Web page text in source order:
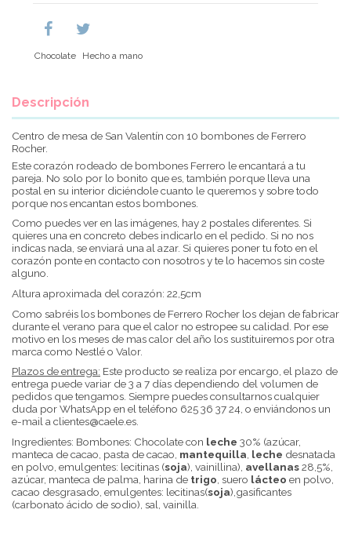
Chocolate Hecho a mano
Descripción
Centro de mesa de San Valentín con 10 bombones de Ferrero
Rocher.
Este corazón rodeado de bombones Ferrero le encantará a tu
pareja. No solo por lo bonito que es, también porque lleva una
postal en su interior diciéndole cuanto le queremos y sobre todo
porque nos encantan estos bombones.
Como puedes ver en las imágenes, hay 2 postales diferentes. Si
quieres una en concreto debes indicarlo en el pedido. Si no nos
indicas nada, se enviará una al azar. Si quieres poner tu foto en el
corazón ponte en contacto con nosotros y te lo hacemos sin coste
alguno.
Altura aproximada del corazón: 22,5cm
Como sabréis los bombones de Ferrero Rocher los dejan de fabricar
durante el verano para que el calor no estropee su calidad. Por ese
motivo en los meses de mas calor del año los sustituiremos por otra
marca como Nestlé o Valor.
Plazos de entrega: Este producto se realiza por encargo, el plazo de
entrega puede variar de 3 a 7 días dependiendo del volumen de
pedidos que tengamos. Siempre puedes consultarnos cualquier
duda por WhatsApp en el teléfono 625 36 37 24, o enviándonos un
e-mail a clientes@caele.es.
Ingredientes: Bombones: Chocolate con leche 30% (azúcar,
manteca de cacao, pasta de cacao, mantequilla leche desnatada
en polvo, emulgentes: lecitinas (soja), vainillina), avellanas28,5%,
azúcar, manteca de palma, harina de trigo , suero lácteo en polvo,
cacao desgrasado, emulgentes: lecitinas(soja),gasificantes
(carbonato ácido de sodio), sal, vainilla.